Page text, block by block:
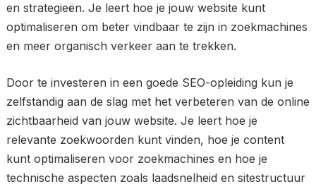
en strategieën. Je leert hoe je jouw website kunt
optimaliseren om beter vindbaar te zijn in zoekmachines
en meer organisch verkeer aan te trekken.
Door te investeren in een goede SEO-opleiding kun je
zelfstandig aan de slag met het verbeteren van de online
zichtbaarheid van jouw website. Je leert hoe je
relevante zoekwoorden kunt vinden, hoe je content
kunt optimaliseren voor zoekmachines en hoe je
technische aspecten zoals laadsnelheid en sitestructuur